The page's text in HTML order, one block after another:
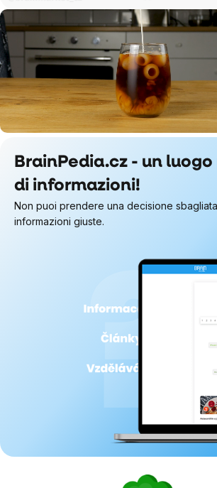
BrainPedia.cz - un luogo
di informazioni!
Non puoi prendere una decisione
informazioni giuste.